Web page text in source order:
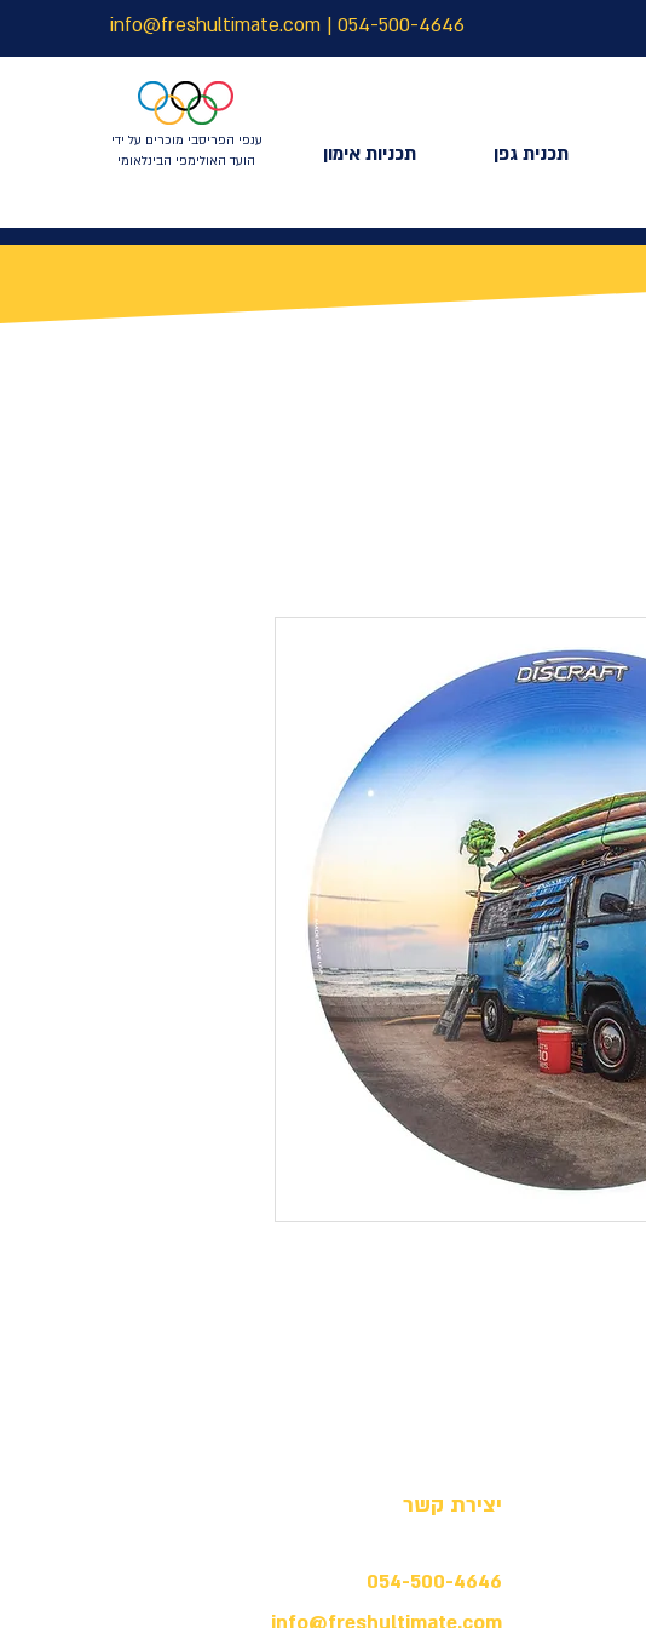
info@freshultimate.com | 054-500-4646
ענפי הפריסבי מוכרים על ידי
הועד האולימפי הבינלאומי
תכנית גפן תכניות אימון
יצירת קשר
054-500-4646